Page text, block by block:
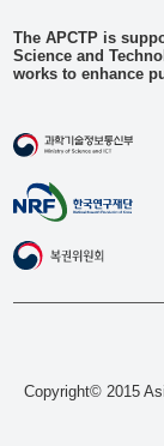
The APCTP is
Science and
works to enhance
Copyright© 2015